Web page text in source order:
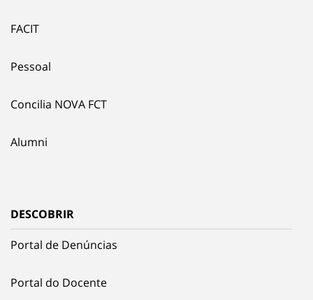
FACIT
Pessoal
Concilia NOVA FCT
Alumni
DESCOBRIR
Portal de Denúncias
Portal do Docente